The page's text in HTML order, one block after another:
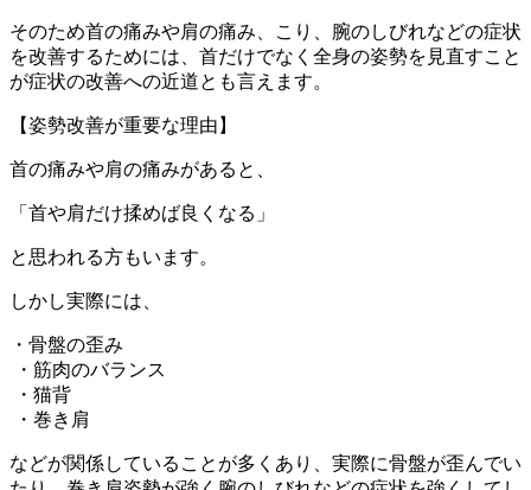
そのため首の痛みや肩の痛み、こり、腕のしびれなどの症状
を改善するためには、首だけでなく全身の姿勢を見直すこと
が症状の改善への近道とも言えます。
【姿勢改善が重要な理由】
首の痛みや肩の痛みがあると、
「首や肩だけ揉めば良くなる」
と思われる方もいます。
しかし実際には、
・骨盤の歪み
・筋肉のバランス
・猫背
・巻き肩
などが関係していることが多くあり、実際に骨盤が歪んでい